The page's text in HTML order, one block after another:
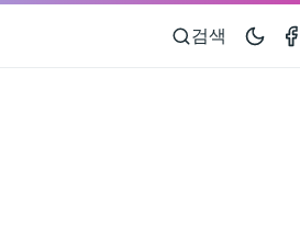
검색